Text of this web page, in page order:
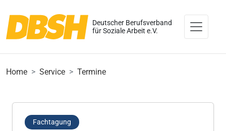
Deutscher Berufsverband
für Soziale Arbeit e.V.
Home Service Termine
Fachtagung